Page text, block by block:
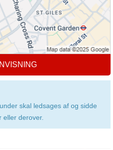
skal ledsages af og sidde
eller derover.